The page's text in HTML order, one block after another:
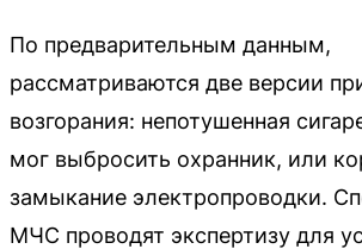
По предварительным данным,
рассматриваются две версии
возгорания: непотушенная
мог выбросить охранник, или
замыкание электропроводки.
МЧС проводят экспертизу для